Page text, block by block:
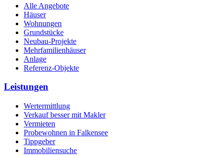
Alle Angebote
Häuser
Wohnungen
Grundstücke
Neubau-Projekte
Mehrfamilienhäuser
Anlage
Referenz-Objekte
Leistungen
Wertermittlung
Verkauf besser mit Makler
Vermieten
Probewohnen in Falkensee
Tippgeber
Immobiliensuche